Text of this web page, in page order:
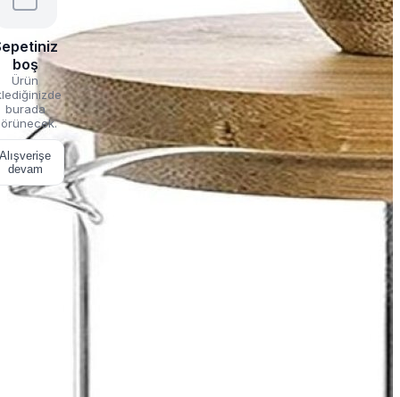
boş
Ürün
burada
Alışverişe
devam